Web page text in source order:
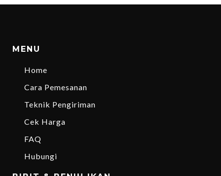
MENU
Home
Cara Pemesanan
Teknik Pengiriman
Cek Harga
FAQ
Hubungi